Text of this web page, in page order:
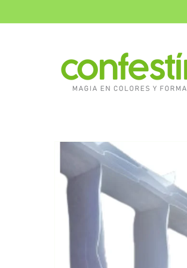
al contenido
directamente
del producto